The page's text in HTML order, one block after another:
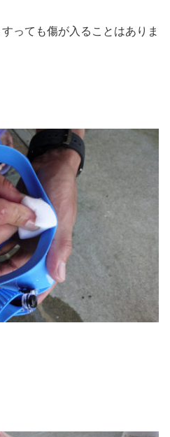
っても傷が入ることはありま